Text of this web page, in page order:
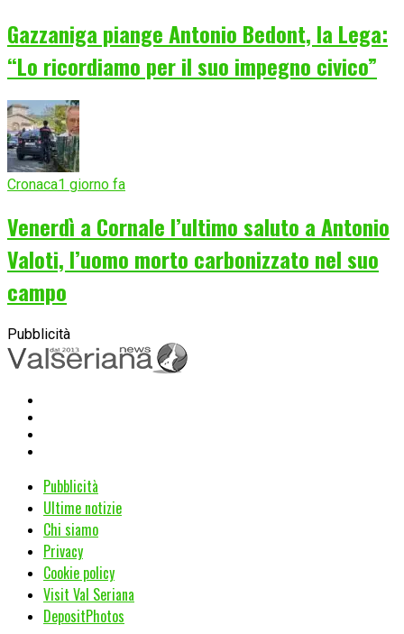
Gazzaniga piange Antonio Bedont, la Lega:
“Lo ricordiamo per il suo impegno civico”
Cronaca1 giorno fa
Venerdì a Cornale l’ultimo saluto a Antonio
Valoti, l’uomo morto carbonizzato nel suo
campo
Pubblicità
Pubblicità
Ultime notizie
Chi siamo
Privacy
Cookie policy
Visit Val Seriana
DepositPhotos